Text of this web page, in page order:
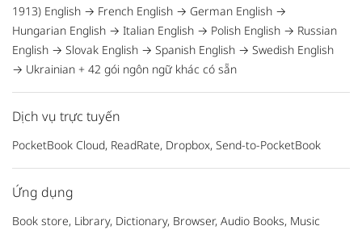
1913) English → French English → German English →
Hungarian English → Italian English → Polish English → Russian
English → Slovak English → Spanish English → Swedish English
→ Ukrainian + 42 gói ngôn ngữ khác có sẵn
Dịch vụ trực tuyến
PocketBook Cloud, ReadRate, Dropbox, Send-to-PocketBook
Ứng dụng
Book store, Library, Dictionary, Browser, Audio Books, Music